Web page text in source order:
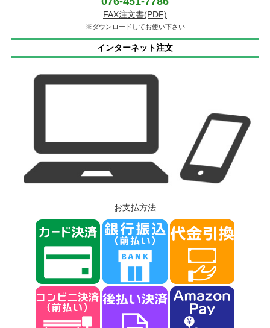
FAX注文書(PDF)
※ダウンロードしてお使い下さい
インターネット注文
お支払方法